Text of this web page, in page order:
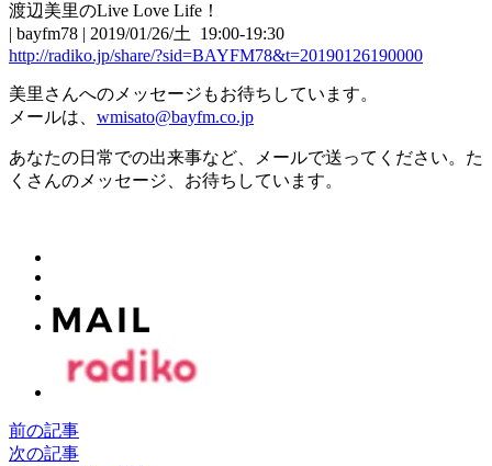
渡辺美里のLive Love Life！
| bayfm78 | 2019/01/26/土 19:00-19:30
http://radiko.jp/share/?sid=BAYFM78&t=20190126190000
美里さんへのメッセージもお待ちしています。
メールは、 wmisato@bayfm.co.jp
あなたの日常での出来事など、メールで送ってください。た
くさんのメッセージ、お待ちしています。
前の記事
次の記事